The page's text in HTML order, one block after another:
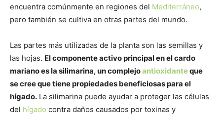
encuentra comúnmente en regiones del Mediterráneo,
pero también se cultiva en otras partes del mundo.
Las partes más utilizadas de la planta son las semillas y
las hojas. El componente activo principal en el cardo
mariano es la silimarina, un complejoantioxidanteque
se cree que tiene propiedades beneficiosas para el
hígado. La silimarina puede ayudar a proteger las células
del hígado contra daños causados por toxinas y